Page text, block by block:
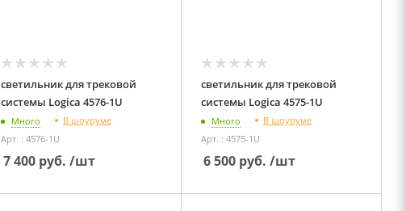
светильник для трековой
системы Logica 4576-1U
Много
В шоуруме
Арт. : 4576-1U
7 400руб. /шт
светильник для трековой
системы Logica 4575-1U
Много
В шоуруме
Арт. : 4575-1U
6 500руб. /шт